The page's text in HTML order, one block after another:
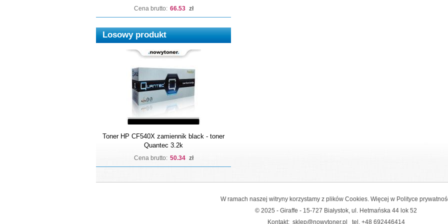
Cena brutto: 66.53 zł
Losowy produkt
Toner HP CF540X zamiennik black - toner
Quantec 3.2k
Cena brutto: 50.34 zł
W ramach naszej witryny korzystamy z plików Cookies. Więcej w Polityce
© 2025 - Giraffe - 15-727 Białystok, ul. Hetmańska 44 lok 52
Kontakt: sklep@nowytoner.pl tel. +48 692446414